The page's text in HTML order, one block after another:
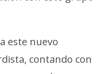
este nuevo
contando con